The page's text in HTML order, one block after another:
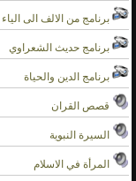
برنامج من الالف الى الياء
برنامج حديث الشعراوي
برنامج الدين والحياة
قصص القران
السيرة النبوية
المرأة في الاسلام